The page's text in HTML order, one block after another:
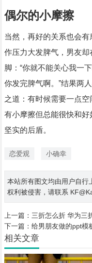
偶尔的小摩擦
当然，再好的关系也会
作压力大发脾气，男友
脚：“你就不能关心我一
你发完脾气啊。”结果两
之道：有时候需要一点
有小摩擦但总能很快和
坚实的后盾。
恋爱观 小确幸
本站所有图文均由用户自行
权利被侵害，请联系
上一篇： 三折怎么折 华为三
下一篇： 给男朋友做的ppt模
相关文章